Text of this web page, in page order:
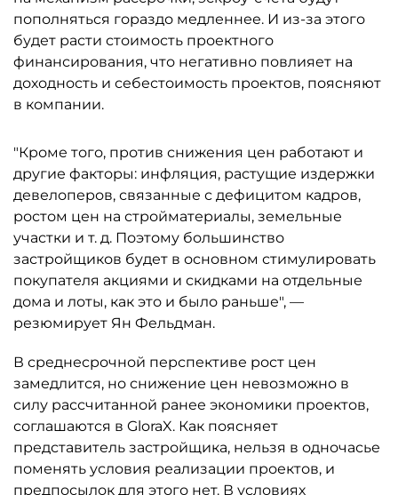
пополняться гораздо медленнее. И из-за этого
будет расти стоимость проектного
финансирования, что негативно повлияет на
доходность и себестоимость проектов, поясняют
в компании.
"Кроме того, против снижения цен работают и
другие факторы: инфляция, растущие издержки
девелоперов, связанные с дефицитом кадров,
ростом цен на стройматериалы, земельные
участки и т. д. Поэтому большинство
застройщиков будет в основном стимулировать
покупателя акциями и скидками на отдельные
дома и лоты, как это и было раньше", —
резюмирует Ян Фельдман.
В среднесрочной перспективе рост цен
замедлится, но снижение цен невозможно в
силу рассчитанной ранее экономики проектов,
соглашаются в GloraX. Как поясняет
представитель застройщика, нельзя в одночасье
поменять условия реализации проектов, и
предпосылок для этого нет. В условиях